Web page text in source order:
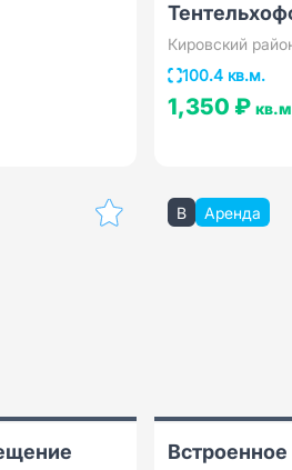
Кировский
100.4 кв.м.
1,350 ₽
B Аренда